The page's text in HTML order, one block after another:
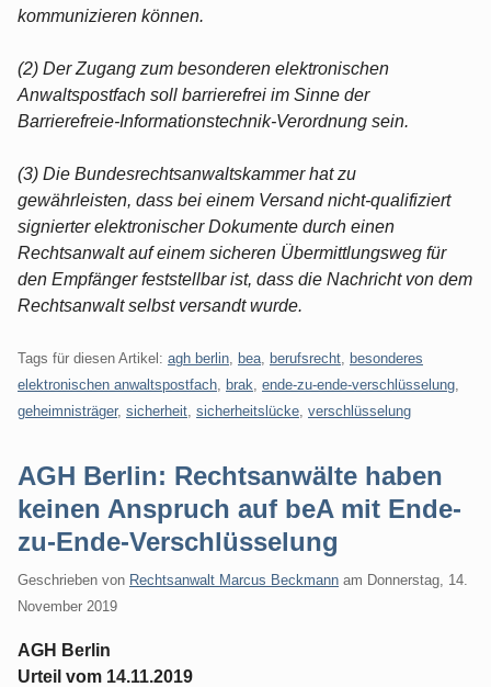
kommunizieren können.
(2) Der Zugang zum besonderen elektronischen
Anwaltspostfach soll barrierefrei im Sinne der
Barrierefreie-Informationstechnik-Verordnung sein.
(3) Die Bundesrechtsanwaltskammer hat zu
gewährleisten, dass bei einem Versand nicht-qualifiziert
signierter elektronischer Dokumente durch einen
Rechtsanwalt auf einem sicheren Übermittlungsweg für
den Empfänger feststellbar ist, dass die Nachricht von dem
Rechtsanwalt selbst versandt wurde.
Tags für diesen Artikel: agh berlin bea berufsrecht
besonderes
elektronischen anwaltspostfach
brak ende-zu-ende-verschlüsselung
geheimnisträger, sicherheit sicherheitslücke verschlüsselung
AGH Berlin: Rechtsanwälte haben
keinen Anspruch auf beA mit Ende-
zu-Ende-Verschlüsselung
Geschrieben von Rechtsanwalt Marcus Beckmann am Donnerstag, 14.
November 2019
AGH Berlin
Urteil vom 14.11.2019